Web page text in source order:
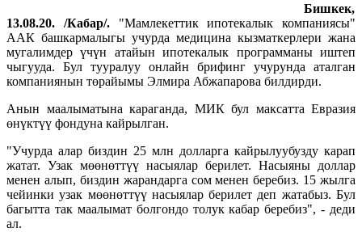
Бишкек,
13.08.20. /Кабар/. "Мамлекеттик ипотекалык компаниясы"
ААК башкармалыгы учурда медицина кызматкерлери жана
мугалимдер үчүн атайын ипотекалык программаны иштеп
чыгууда. Бул тууралуу онлайн брифинг учурунда аталган
компаниянын төрайымы Элмира Абжапарова билдирди.
Анын маалыматына караганда, МИК бул максатта Евразия
өнүктүү фондуна кайрылган.
"Учурда алар биздин 25 млн долларга кайрылуубузду карап
жатат. Узак мөөнөттүү насыялар берилет. Насыяны доллар
менен алып, биздин жарандарга сом менен беребиз. 15 жылга
чейинки узак мөөнөттүү насыялар берилет деп жатабыз. Бул
багытта так маалымат болгондо толук кабар беребиз", - деди
ал.